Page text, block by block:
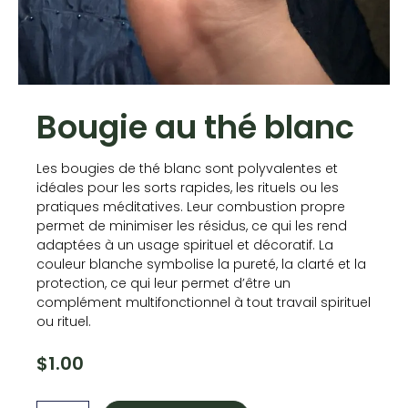
Bougie au thé blanc
Les bougies de thé blanc sont polyvalentes et
idéales pour les sorts rapides, les rituels ou les
pratiques méditatives. Leur combustion propre
permet de minimiser les résidus, ce qui les rend
adaptées à un usage spirituel et décoratif. La
couleur blanche symbolise la pureté, la clarté et la
protection, ce qui leur permet d’être un
complément multifonctionnel à tout travail spirituel
ou rituel.
$1.00
de